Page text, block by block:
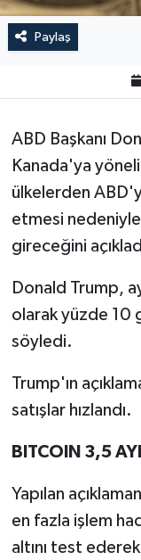
Paylaş
ABD Başkanı
Kanada'ya
ülkelerden
etmesi
gireceğini
Donald Trump,
olarak yüzde 10
söyledi.
Trump'ın
satışlar hızlandı.
BITCOIN 3,5
Yapılan
en fazla işlem
altını test